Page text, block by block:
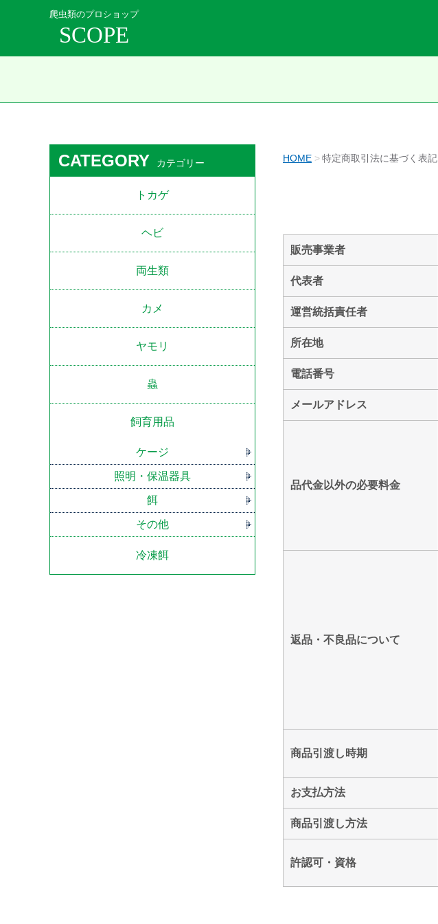
爬虫類のプロショップ
SCOPE
HOME 特定商取引法に基づく表記
販売事業者
代表者
運営統括責任者
所在地
電話番号
メールアドレス
品代金以外の必要料金
返品・不良品について
商品引渡し時期
お支払方法
商品引渡し方法
許認可・資格
CATEGORY カテゴリー
トカゲ
ヘビ
両生類
カメ
ヤモリ
蟲
飼育用品
ケージ
照明・保温器具
餌
その他
冷凍餌